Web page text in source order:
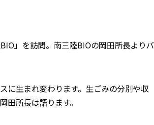
」を訪問。南三陸BIOの岡田所長よりバ
に生まれ変わります。生ごみの分別や収
所長は語ります。